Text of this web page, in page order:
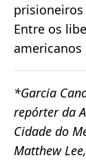
Entre os
americanos
*Garcia
repórter da
Cidade do
Matthew